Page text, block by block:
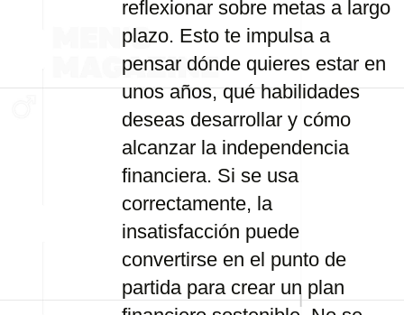
reflexionar sobre metas a largo
plazo. Esto te impulsa a
pensar dónde quieres estar en
unos años, qué habilidades
deseas desarrollar y cómo
alcanzar la independencia
financiera. Si se usa
correctamente, la
insatisfacción puede
convertirse en el punto de
partida para crear un plan